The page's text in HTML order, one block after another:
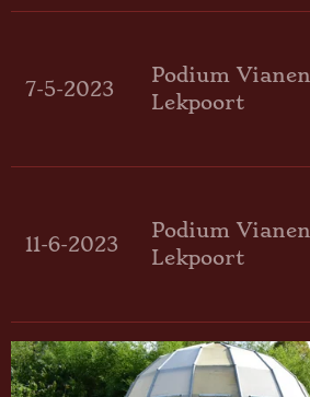
7-5-2023
Podium Vianen
Lekpoort
11-6-2023
Podium Vianen
Lekpoort